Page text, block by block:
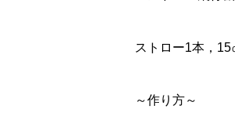
ストロー1本，
～作り方～